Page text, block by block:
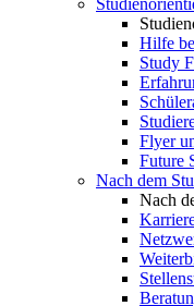
Hilfe
Study
Flyer
Future
Nach dem
Nach